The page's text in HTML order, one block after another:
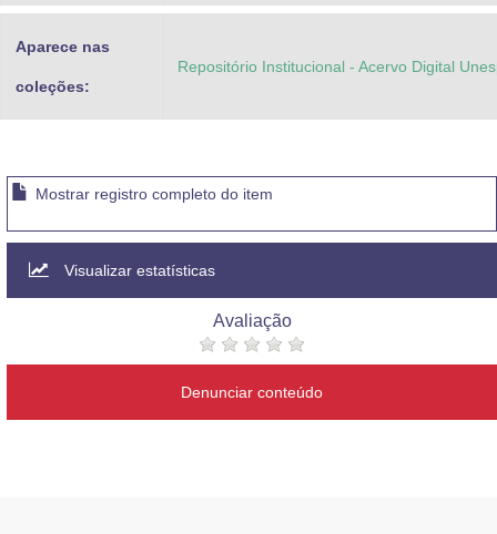
Aparece nas
coleções:
Repositório Institucional - Acervo Digital
Mostrar registro completo do item
Visualizar estatísticas
Avaliação
Denunciar conteúdo